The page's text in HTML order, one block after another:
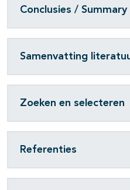
Conclusies /
Samenvatting
Zoeken en selecteren
Referenties